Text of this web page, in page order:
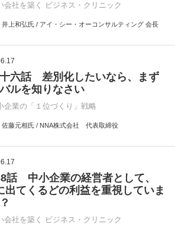
会社を築く ビジネス・クリニック
井上和弘氏 / アイ・シー・オーコンサルティング 会長
六話 差別化したいなら、まず
ルを知りなさい
企業の「１位づくり」戦略
佐藤元相氏 / NNA株式会社 代表取締役
話 中小企業の経営者として、
出てくるどの利益を重視していま
会社を築く ビジネス・クリニック